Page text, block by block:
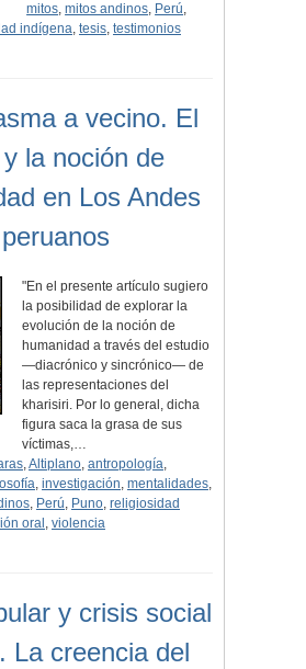
mitos,mitos andinos, Perú,
indígena, tesis, testimonios
a vecino. El
la noción de
en Los Andes
"En el presente artículo sugiero
la posibilidad de explorar la
evolución de la noción de
humanidad a través del estudio
—diacrónico y sincrónico— de
las representaciones del
kharisiri. Por lo general, dicha
figura saca la grasa de sus
víctimas,…
,Altiplano, antropología,
, investigación, mentalidades,
, Perú, Puno, religiosidad
oral , violencia
y crisis social
La creencia del